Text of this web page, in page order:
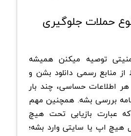
حملات جلوگیری
توصیه میکنن همیشه
منابع رسمی دانلود بشن و
هر اطلاعات حساسی، چند بار
بررسی بشه. همچنین مهم
عبارت بازیابی تحت هیچ
هیچ اپ یا سایتی وارد بشه؛